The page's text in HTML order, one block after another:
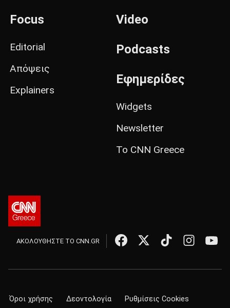
Focus
Editorial
Απόψεις
Explainers
Video
Podcasts
Εφημερίδες
Widgets
Newsletter
Το CNN Greece
ΑΚΟΛΟΥΘΗΣΤΕ ΤΟ CNN.GR
Όροι χρήσης Δεοντολογία Ρυθμίσεις Cookies